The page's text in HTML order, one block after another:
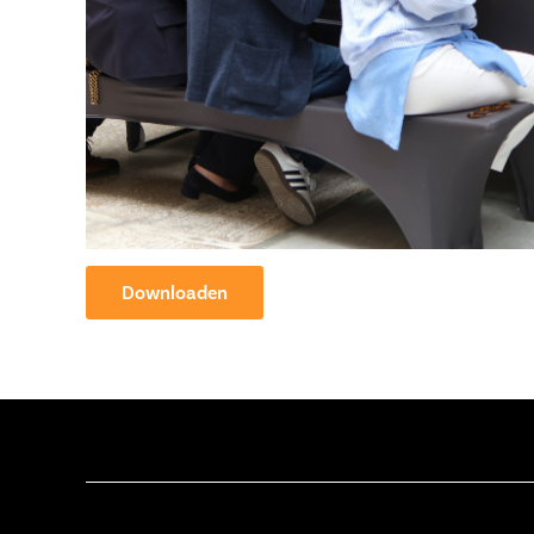
Downloaden